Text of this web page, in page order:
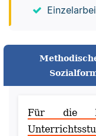
Für die